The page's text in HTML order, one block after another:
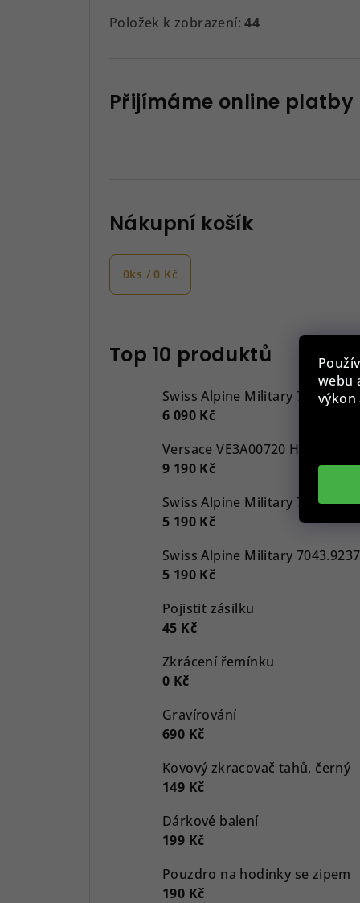
webu
výkon
Položek k zobrazení:44
Přijímáme online platby
Nákupní košík
0ks /0 Kč
Top 10 produktů
Swiss Alpine Military 7043.9177
6 090 Kč
9 190 Kč
5 190 Kč
5 190 Kč
Pojistit zásilku
45 Kč
Zkrácení řemínku
0 Kč
Gravírování
690 Kč
Kovový zkracovač tahů, černý
149 Kč
Dárkové balení
199 Kč
Pouzdro na hodinky se zipem
190 Kč